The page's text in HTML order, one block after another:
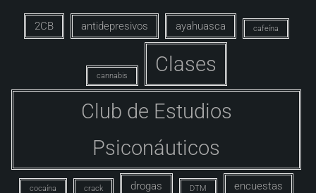
2CB antidepresivos ayahuasca cafeína
cannabis
Clases
Club de Estudios
Psiconáuticos
cocaína crack drogas DTM encuestas